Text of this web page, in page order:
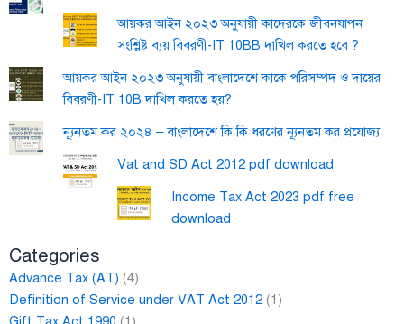
আয়কর আইন ২০২৩ অনুযায়ী কাদেরকে জীবনযাপন
সংশ্লিষ্ট ব্যয় বিবরণী-IT 10BB দাখিল করতে হবে ?
আয়কর আইন ২০২৩ অনুযায়ী বাংলাদেশে কাকে পরিসম্পদ ও দায়ের
বিবরণী-IT 10B দাখিল করতে হয়?
ন্যূনতম কর ২০২৪ – বাংলাদেশে কি কি ধরণের ন্যূনতম কর প্রযোজ্য
Vat and SD Act 2012 pdf download
Income Tax Act 2023 pdf free
download
Categories
Advance Tax (AT) (4)
Definition of Service under VAT Act 2012 (1)